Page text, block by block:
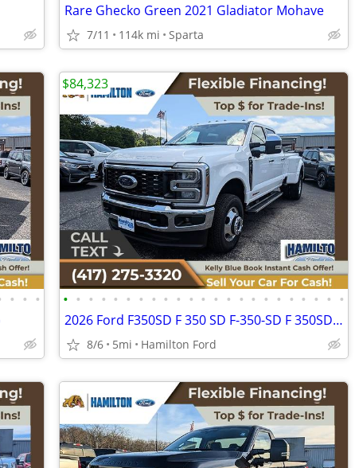
Rare Ghecko Green 2021 Gladiator Mohave
7/11 114k mi Sparta
• • • • • • • • • • • • • • • • • • • • • • • • • •
2026 Ford F350SD F 350 SD F-350-SD F 350SD F-350SD Lariat DRWCrew Cab
8/6 5mi Hamilton Ford
$84,323